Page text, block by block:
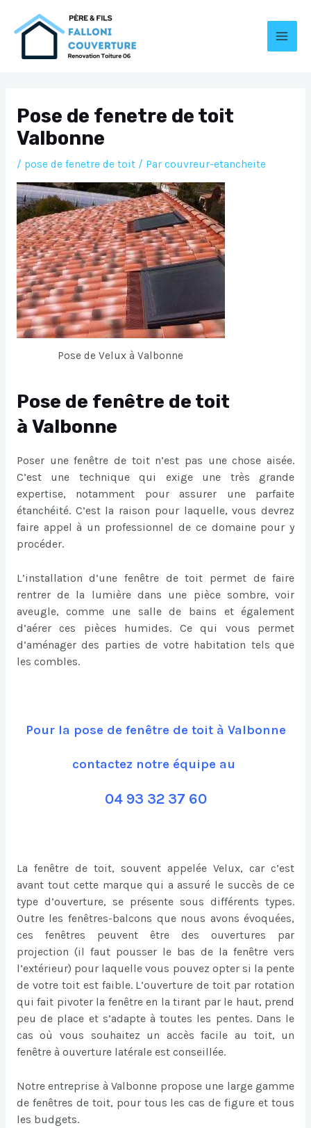
Pose de fenetre de toit
Valbonne
/ pose de fenetre de toit/ Par couvreur-etancheite
Pose de Velux à Valbonne
Pose de fenêtre de toit
à Valbonne
Poser une fenêtre de toit n’est pas une chose aisée.
C’est une technique qui exige une très grande
expertise, notamment pour assurer une parfaite
étanchéité. C’est la raison pour laquelle, vous devrez
faire appel à un professionnel de ce domaine pour y
procéder.
L’installation d’une fenêtre de toit permet de faire
rentrer de la lumière dans une pièce sombre, voir
aveugle, comme une salle de bains et également
d’aérer ces pièces humides. Ce qui vous permet
d’aménager des parties de votre habitation tels que
les combles.
Pour la pose de fenêtre de toit à Valbonne
contactez notre équipe au
04 93 32 37 60
La fenêtre de toit, souvent appelée Velux, car c’est
avant tout cette marque qui a assuré le succès de ce
type d’ouverture, se présente sous différents types.
Outre les fenêtres-balcons que nous avons évoquées,
ces fenêtres peuvent être des ouvertures par
projection (il faut pousser le bas de la fenêtre vers
l’extérieur) pour laquelle vous pouvez opter si la pente
de votre toit est faible. L’ouverture de toit par rotation
qui fait pivoter la fenêtre en la tirant par le haut, prend
peu de place et s’adapte à toutes les pentes. Dans le
cas où vous souhaitez un accès facile au toit, un
fenêtre à ouverture latérale est conseillée.
Notre entreprise à Valbonne propose une large gamme
de fenêtres de toit, pour tous les cas de figure et tous
les budgets.